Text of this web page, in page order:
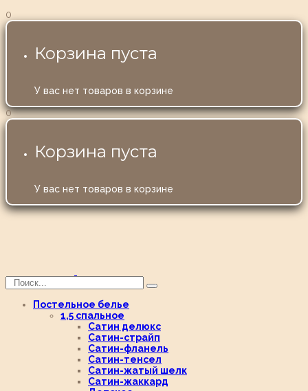
0
Корзина пуста
У вас нет товаров в корзине
0
Корзина пуста
У вас нет товаров в корзине
Постельное белье
1,5 спальное
Сатин делюкс
Сатин-страйп
Сатин-фланель
Сатин-тенсел
Сатин-жатый шелк
Сатин-жаккард